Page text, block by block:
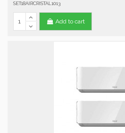
SET18AIRCRISTAL1013
Add to cart